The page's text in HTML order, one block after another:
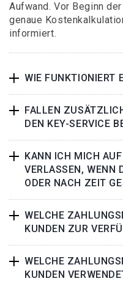
Aufwand. Vor Beginn
genaue
informiert.
WIE FUNKTIONIERT
FALLEN
DEN KEY-SERVICE
KANN ICH MICH
VERLASSEN, WENN
ODER NACH ZEIT
WELCHE
KUNDEN ZUR
WELCHE
KUNDEN